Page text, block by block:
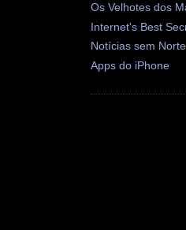
Os Velhotes dos
Internet's Best
Notícias sem Norte
Apps do iPhone